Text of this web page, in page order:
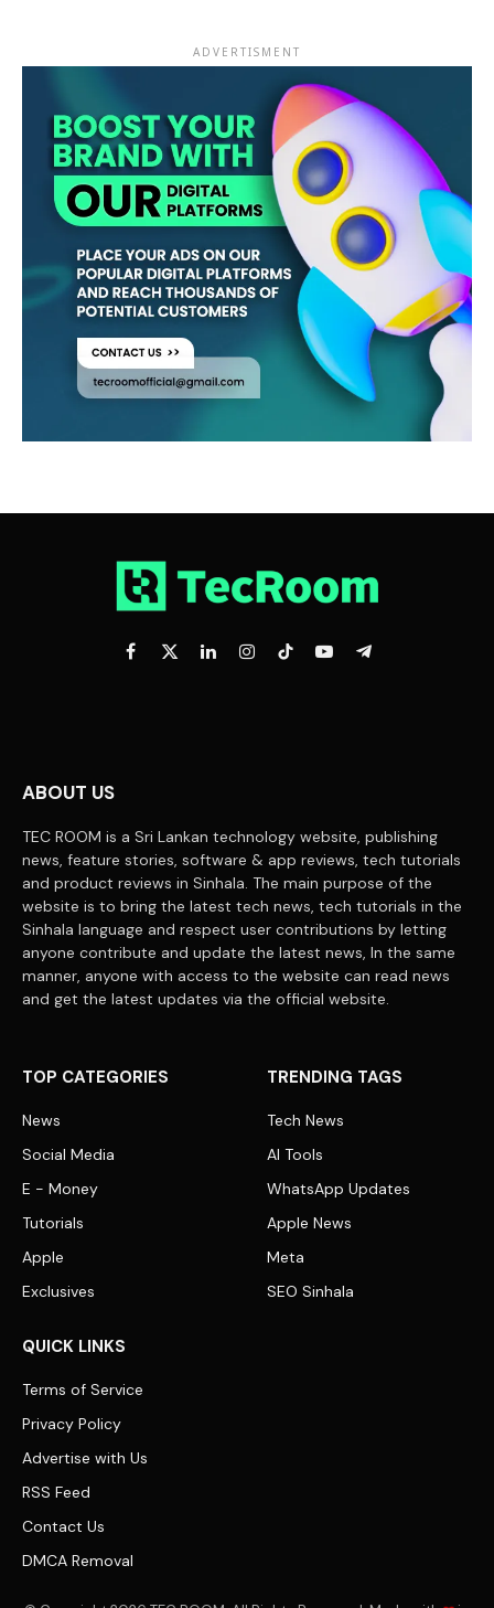
ADVERTISMENT
Facebook
X
LinkedInInstagram
TikTokYouTubeTelegram
ABOUT US
TEC ROOM is a Sri Lankan technology website, publishing
news, feature stories, software & app reviews, tech tutorials
and product reviews in Sinhala. The main purpose of the
website is to bring the latest tech news, tech tutorials in the
Sinhala language and respect user contributions by letting
anyone contribute and update the latest news, In the same
manner, anyone with access to the website can read news
and get the latest updates via the official website.
TOP CATEGORIES
News
Social Media
E - Money
Tutorials
Apple
Exclusives
TRENDING TAGS
Tech News
AI Tools
WhatsApp Updates
Apple News
Meta
SEO Sinhala
QUICK LINKS
Terms of Service
Privacy Policy
Advertise with Us
RSS Feed
Contact Us
DMCA Removal